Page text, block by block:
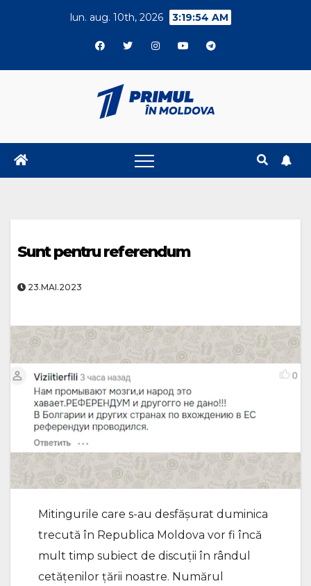
lun. aug. 10th, 2026 3:19:55 AM
Sunt pentru referendum
23.MAI.2023
Mitingurile care s-au desfășurat duminica
trecută în Republica Moldova vor fi încă
mult timp subiect de discuții în rândul
cetățenilor țării noastre. Numărul